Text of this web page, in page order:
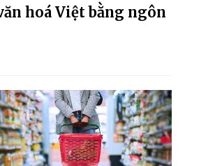
hoá Việt bằng ngôn